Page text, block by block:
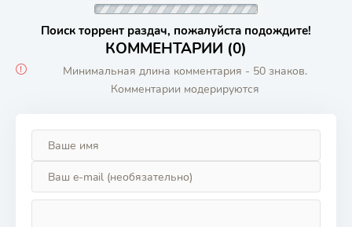
Поиск торрент раздач, пожалуйста подождите!
КОММЕНТАРИИ (0)
Минимальная длина комментария - 50 знаков.
Комментарии модерируются